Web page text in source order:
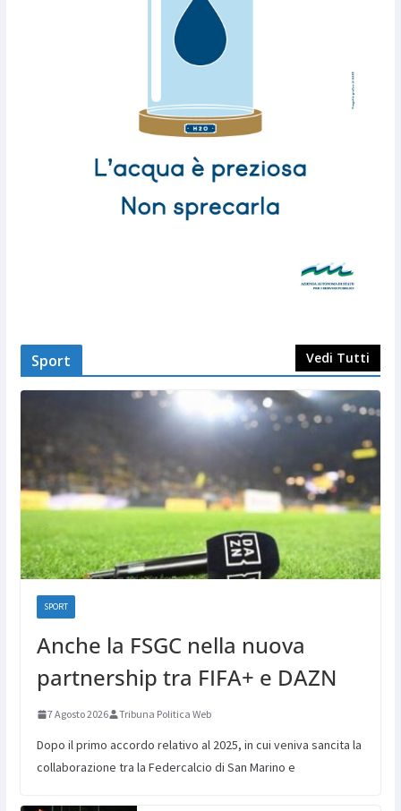
Sport Vedi Tutti
SPORT
Anche la FSGC nella nuova
partnership tra FIFA+ e DAZN
7 Agosto 2026 Tribuna Politica Web
Dopo il primo accordo relativo al 2025, in cui veniva sancita la
collaborazione tra la Federcalcio di San Marino e